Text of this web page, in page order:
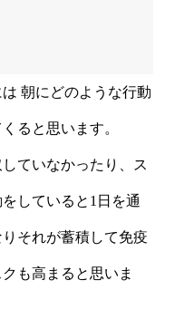
朝にどのような行動
ると思います。
ていなかったり、ス
していると1日を通
それが蓄積して免疫
も高まると思いま